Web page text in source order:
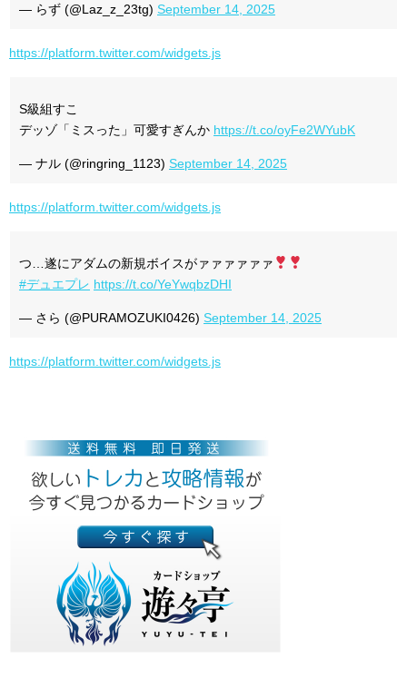
— らず (@Laz_z_23tg) September 14, 2025
https://platform.twitter.com/widgets.js
S級組すこ
デッゾ「ミスった」可愛すぎんか https://t.co/oyFe2WYubK
— ナル (@ringring_1123) September 14, 2025
https://platform.twitter.com/widgets.js
つ…遂にアダムの新規ボイスがァァァァァァ
#デュエプレ https://t.co/YeYwqbzDHI
— さら (@PURAMOZUKI0426) September 14, 2025
https://platform.twitter.com/widgets.js